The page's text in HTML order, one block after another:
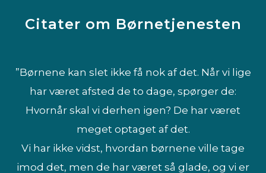
Citater om Børnetjenesten
”Børnene kan slet ikke få nok af det. Når vi lige
har været afsted de to dage, spørger de:
Hvornår skal vi derhen igen? De har været
meget optaget af det.
Vi har ikke vidst, hvordan børnene ville tage
imod det, men de har været så glade, og vi er